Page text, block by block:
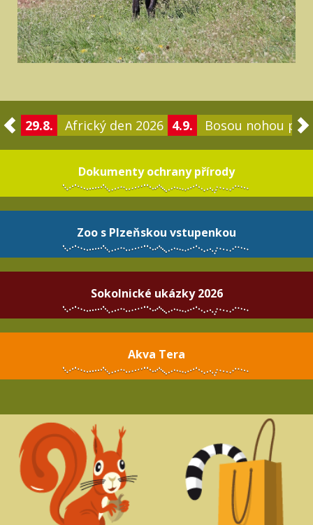
29.8. Africký den 2026 4.9. Bosou nohou po
Dokumenty ochrany přírody
Zoo s Plzeňskou vstupenkou
Sokolnické ukázky 2026
Akva Tera